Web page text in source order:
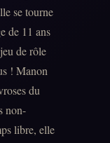
se tourne
de 11 ans
de rôle
! Manon
du
non-
libre, elle